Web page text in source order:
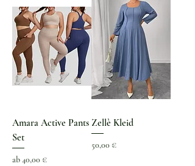
Amara Active Pants
Set
ab40,00 €
Sale-Preis
Zellè Kleid
Preis
50,00 €